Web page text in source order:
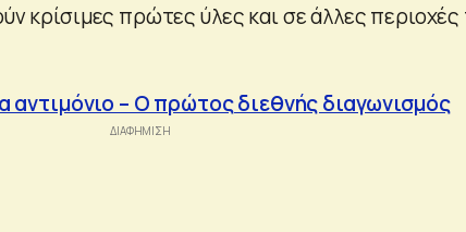
κρίσιμες πρώτες ύλες και σε άλλες περιοχές
αντιμόνιο – Ο πρώτος διεθνής διαγωνισμός